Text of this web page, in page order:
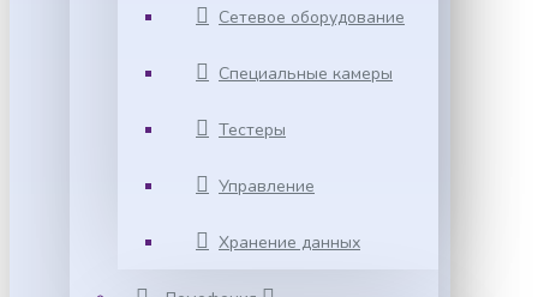
Сетевое оборудование
Специальные камеры
Тестеры
Управление
Хранение данных